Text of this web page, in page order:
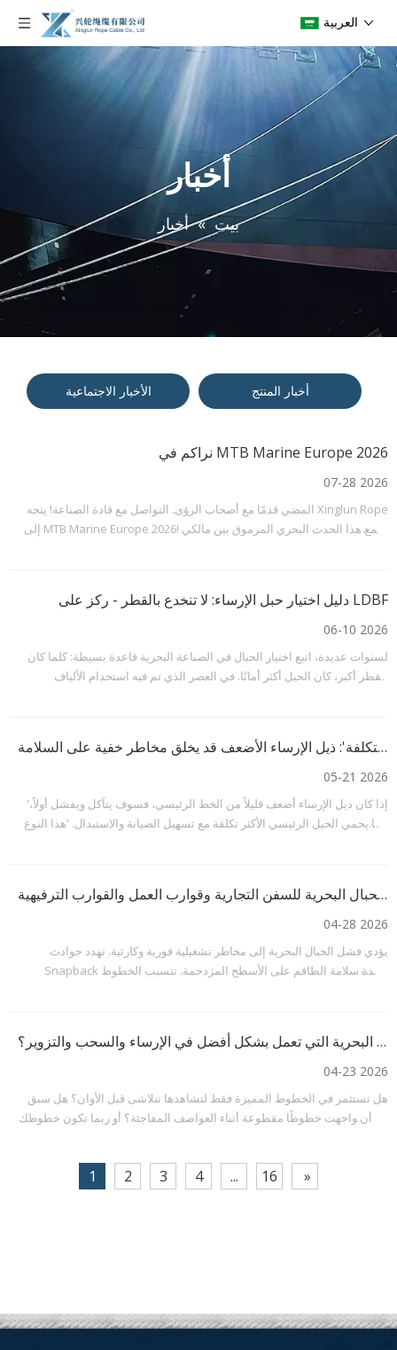
العربية
أخبار
بيت » أخبار
أخبار المنتج الأخبار الاجتماعية
نراكم في MTB Marine Europe 2026
07-28 2026
المضي قدمًا مع أصحاب الرؤى. التواصل مع قادة الصناعة! يتجه Xinglun Rope
إلى MTB Marine Europe 2026! يجمع هذا الحدث البحري المرموق بين مالكي
دليل اختيار حبل الإرساء: لا تنخدع بالقطر - ركز على LDBF
06-10 2026
لسنوات عديدة، اتبع اختيار الحبال في الصناعة البحرية قاعدة بسيطة: كلما كان
القطر أكبر، كان الحبل أكثر أمانًا. في العصر الذي تم فيه استخدام الألياف
احذر من 'خدعة توفير التكلفة': ذيل الإرساء الأضعف قد يخلق مخاطر خفية على السلامة
05-21 2026
'إذا كان ذيل الإرساء أضعف قليلاً من الخط الرئيسي، فسوف يتآكل ويفشل أولاً،
مما يحمي الحبل الرئيسي الأكثر تكلفة مع تسهيل الصيانة والاستبدال. 'هذا النوع
دليل شراء الحبال البحرية للسفن التجارية وقوارب العمل والقوارب الترفيهية
04-28 2026
يؤدي فشل الحبال البحرية إلى مخاطر تشغيلية فورية وكارثية. تهدد حوادث
Snapback بشدة سلامة الطاقم على الأسطح المزدحمة. تتسبب الخطوط
القياسي لقضاء عطلة نهاية الأسبوع ج
ما هي مادة الحبال البحرية التي تعمل بشكل أفضل في الإرساء والسحب والتزوير؟
04-23 2026
هل تستثمر في الخطوط المميزة فقط لتشاهدها تتلاشى قبل الأوان؟ هل سبق
لك أن واجهت خطوطًا مقطوعة أثناء العواصف المفاجئة؟ أو ربما تكون خطوطك
1 2 3 4 ... 16 »